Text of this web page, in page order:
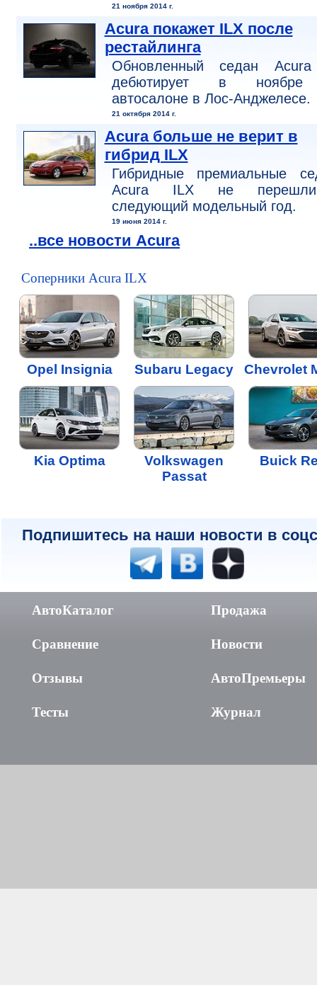
21 ноября 2014 г.
Acura покажет ILX после
рестайлинга
Обновленный седан
дебютирует в
автосалоне в Лос-Анджелесе.
21 октября 2014 г.
Acura больше не верит в
гибрид ILX
Гибридные премиальные
Acura ILX не
следующий модельный год.
19 июня 2014 г.
..все новости Acura
Соперники Acura ILX
Opel Insignia Subaru Legacy Chevrolet
Kia Optima
Volkswagen
Passat
Buick
Подпишитесь на наши новости в
АвтоКаталог
Сравнение
Отзывы
Тесты
Продажа
Новости
АвтоПремьеры
Журнал